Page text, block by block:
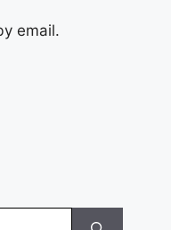
email.